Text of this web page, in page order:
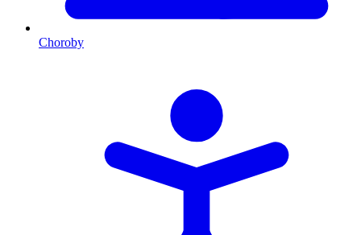
Choroby